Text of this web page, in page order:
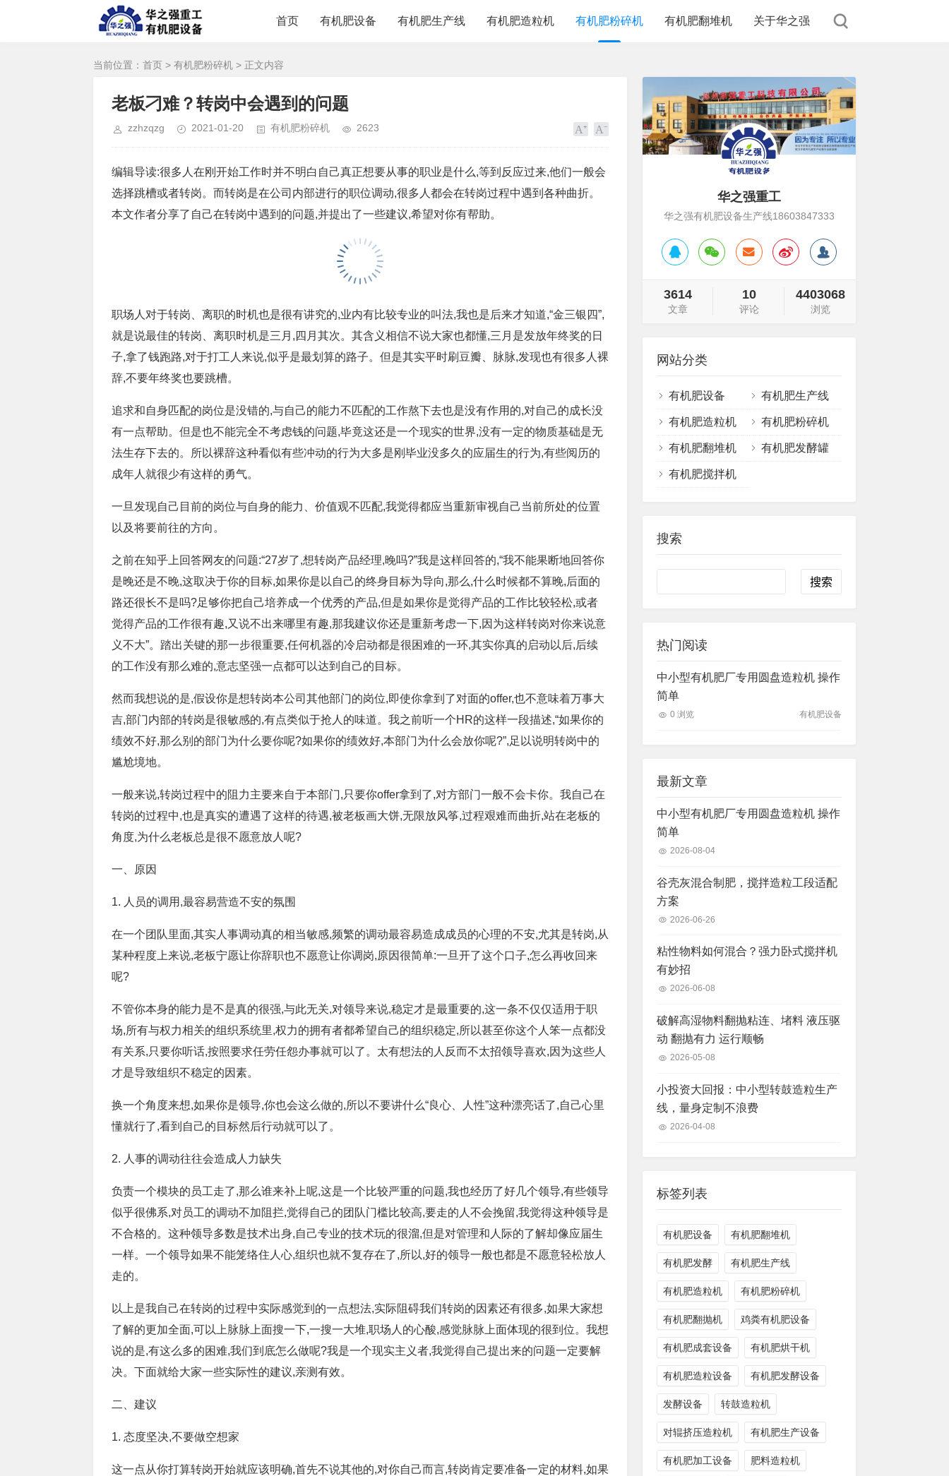
首页 有机肥设备 有机肥生产线 有机肥造粒机 有机肥粉碎机 有机肥翻堆机 关于华之强
当前位置： 首页 > 有机肥粉碎机 > 正文内容
老板刁难？转岗中会遇到的问题
zzhzqzg 2021-01-20 有机肥粉碎机 2623
编辑导读:很多人在刚开始工作时并不明白自己真正想要从事的职业是什么,等到反应过来,他们一般会
选择跳槽或者转岗。而转岗是在公司内部进行的职位调动,很多人都会在转岗过程中遇到各种曲折。
本文作者分享了自己在转岗中遇到的问题,并提出了一些建议,希望对你有帮助。
职场人对于转岗、离职的时机也是很有讲究的,业内有比较专业的叫法,我也是后来才知道,“金三银四”,
就是说最佳的转岗、离职时机是三月,四月其次。其含义相信不说大家也都懂,三月是发放年终奖的日
子,拿了钱跑路,对于打工人来说,似乎是最划算的路子。但是其实平时刷豆瓣、脉脉,发现也有很多人裸
辞,不要年终奖也要跳槽。
追求和自身匹配的岗位是没错的,与自己的能力不匹配的工作熬下去也是没有作用的,对自己的成长没
有一点帮助。但是也不能完全不考虑钱的问题,毕竟这还是一个现实的世界,没有一定的物质基础是无
法生存下去的。所以裸辞这种看似有些冲动的行为大多是刚毕业没多久的应届生的行为,有些阅历的
成年人就很少有这样的勇气。
一旦发现自己目前的岗位与自身的能力、价值观不匹配,我觉得都应当重新审视自己当前所处的位置
以及将要前往的方向。
之前在知乎上回答网友的问题:“27岁了,想转岗产品经理,晚吗?”我是这样回答的,“我不能果断地回答你
是晚还是不晚,这取决于你的目标,如果你是以自己的终身目标为导向,那么,什么时候都不算晚,后面的
路还很长不是吗?足够你把自己培养成一个优秀的产品,但是如果你是觉得产品的工作比较轻松,或者
觉得产品的工作很有趣,又说不出来哪里有趣,那我建议你还是重新考虑一下,因为这样转岗对你来说意
义不大”。踏出关键的那一步很重要,任何机器的冷启动都是很困难的一环,其实你真的启动以后,后续
的工作没有那么难的,意志坚强一点都可以达到自己的目标。
然而我想说的是,假设你是想转岗本公司其他部门的岗位,即使你拿到了对面的offer,也不意味着万事大
吉,部门内部的转岗是很敏感的,有点类似于抢人的味道。我之前听一个HR的这样一段描述,“如果你的
绩效不好,那么别的部门为什么要你呢?如果你的绩效好,本部门为什么会放你呢?”,足以说明转岗中的
尴尬境地。
一般来说,转岗过程中的阻力主要来自于本部门,只要你offer拿到了,对方部门一般不会卡你。我自己在
转岗的过程中,也是真实的遭遇了这样的待遇,被老板画大饼,无限放风筝,过程艰难而曲折,站在老板的
角度,为什么老板总是很不愿意放人呢?
一、原因
1. 人员的调用,最容易营造不安的氛围
在一个团队里面,其实人事调动真的相当敏感,频繁的调动最容易造成成员的心理的不安,尤其是转岗,从
某种程度上来说,老板宁愿让你辞职也不愿意让你调岗,原因很简单:一旦开了这个口子,怎么再收回来
呢?
不管你本身的能力是不是真的很强,与此无关,对领导来说,稳定才是最重要的,这一条不仅仅适用于职
场,所有与权力相关的组织系统里,权力的拥有者都希望自己的组织稳定,所以甚至你这个人笨一点都没
有关系,只要你听话,按照要求任劳任怨办事就可以了。太有想法的人反而不太招领导喜欢,因为这些人
才是导致组织不稳定的因素。
换一个角度来想,如果你是领导,你也会这么做的,所以不要讲什么“良心、人性”这种漂亮话了,自己心里
懂就行了,看到自己的目标然后行动就可以了。
2. 人事的调动往往会造成人力缺失
负责一个模块的员工走了,那么谁来补上呢,这是一个比较严重的问题,我也经历了好几个领导,有些领导
似乎很佛系,对员工的调动不加阻拦,觉得自己的团队门槛比较高,要走的人不会挽留,我觉得这种领导是
不合格的。这种领导多数是技术出身,自己专业的技术玩的很溜,但是对管理和人际的了解却像应届生
一样。一个领导如果不能笼络住人心,组织也就不复存在了,所以,好的领导一般也都是不愿意轻松放人
走的。
以上是我自己在转岗的过程中实际感觉到的一点想法,实际阻碍我们转岗的因素还有很多,如果大家想
了解的更加全面,可以上脉脉上面搜一下,一搜一大堆,职场人的心酸,感觉脉脉上面体现的很到位。我想
说的是,有这么多的困难,我们到底怎么做呢?我是一个现实主义者,我觉得自己提出来的问题一定要解
决。下面就给大家一些实际性的建议,亲测有效。
二、建议
1. 态度坚决,不要做空想家
这一点从你打算转岗开始就应该明确,首先不说其他的,对你自己而言,转岗肯定要准备一定的材料,如果
华之强重工
华之强有机肥设备生产线18603847333
3614
文章
10
评论
4403068
浏览
网站分类
有机肥设备 有机肥生产线
有机肥造粒机 有机肥粉碎机
有机肥翻堆机 有机肥发酵罐
有机肥搅拌机
搜索
热门阅读
中小型有机肥厂专用圆盘造粒机 操作
简单
0 浏览 有机肥设备
最新文章
中小型有机肥厂专用圆盘造粒机 操作
简单
2026-08-04
谷壳灰混合制肥，搅拌造粒工段适配
方案
2026-06-26
粘性物料如何混合？强力卧式搅拌机
有妙招
2026-06-08
破解高湿物料翻抛粘连、堵料 液压驱
动 翻抛有力 运行顺畅
2026-05-08
小投资大回报：中小型转鼓造粒生产
线，量身定制不浪费
2026-04-08
标签列表
有机肥设备 有机肥翻堆机
有机肥发酵 有机肥生产线
有机肥造粒机 有机肥粉碎机
有机肥翻抛机 鸡粪有机肥设备
有机肥成套设备 有机肥烘干机
有机肥造粒设备 有机肥发酵设备
发酵设备 转鼓造粒机
对辊挤压造粒机 有机肥生产设备
有机肥加工设备 肥料造粒机